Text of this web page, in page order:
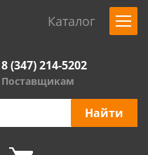
Каталог
8 (347) 214-5202
Поставщикам